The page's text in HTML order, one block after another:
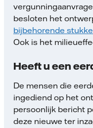
besloten het
bijbehorende
Ook is het
Heeft u een
De mensen die
ingediend op het
persoonlijk bericht
deze nieuwe ter